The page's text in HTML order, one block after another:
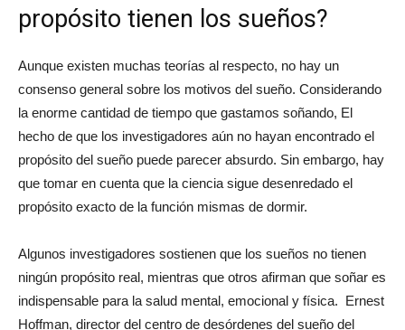
propósito tienen los sueños?
Aunque existen muchas teorías al respecto, no hay un
consenso general sobre los motivos del sueño. Considerando
la enorme cantidad de tiempo que gastamos soñando, El
hecho de que los investigadores aún no hayan encontrado el
propósito del sueño puede parecer absurdo. Sin embargo, hay
que tomar en cuenta que la ciencia sigue desenredado el
propósito exacto de la función mismas de dormir.
Algunos investigadores sostienen que los sueños no tienen
ningún propósito real, mientras que otros afirman que soñar es
indispensable para la salud mental, emocional y física. Ernest
Hoffman, director del centro de desórdenes del sueño del